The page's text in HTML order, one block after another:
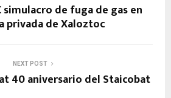
simulacro de fuga de gas en
privada de Xaloztoc
NEXT POST
40 aniversario del Staicobat